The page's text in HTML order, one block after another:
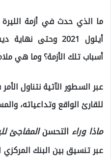
ما الذي حدث في أزمة
أسباب تلك الأزمة؟ وما هي
عبر السطور الآتية نتناول
للقارئ الواقع وتداعياته،
ماذا وراء التحسنالمفاجئ
عبر تنسيق بين البنك